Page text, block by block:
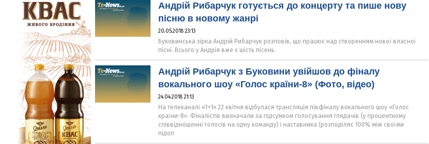
Андрій Рибарчук готується до концерту та пише нову
пісню в новому жанрі
20.05.2018 23:13
Буковинська зірка Андрій Рибарчук розповів, що працює над створенням нової власної
пісні. Всього у Андрія вже є шість пісень.
Андрій Рибарчук з Буковини увійшов до фіналу
вокального шоу «Голос країни-8» (Фото, відео)
24.04.2018 21:13
На телеканалі «1+1» 22 квітня відбулася трансляція півфіналу вокального шоу «Голос
країни-8». Фіналістів визначали за підсумком голосування глядачів (у процентному
співвідношенні голосів на одну команду) і наставника (розподіляє 100% між своїми
підоп